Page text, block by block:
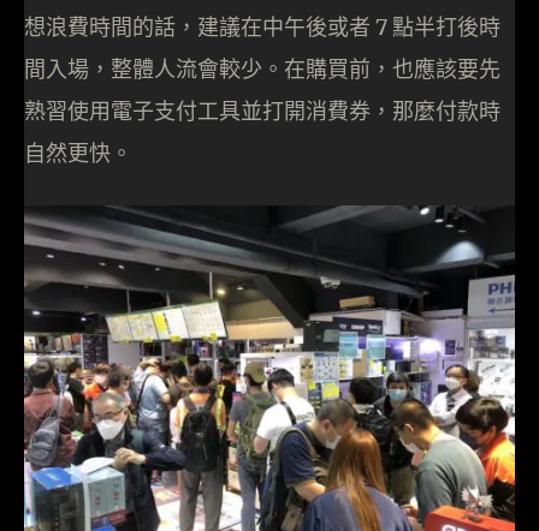
想浪費時間的話，建議在中午後或者 7 點半打後時
間入場，整體人流會較少。在購買前，也應該要先
熟習使用電子支付工具並打開消費券，那麼付款時
自然更快。